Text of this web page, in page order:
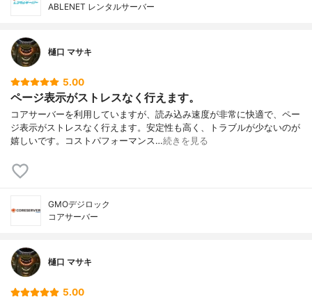
ABLENET レンタルサーバー
樋口 マサキ
5.00
ページ表示がストレスなく行えます。
コアサーバーを利用していますが、読み込み速度が非常に快適で、ペー
ジ表示がストレスなく行えます。安定性も高く、トラブルが少ないのが
嬉しいです。コストパフォーマンス…続きを見る
GMOデジロック
コアサーバー
樋口 マサキ
5.00